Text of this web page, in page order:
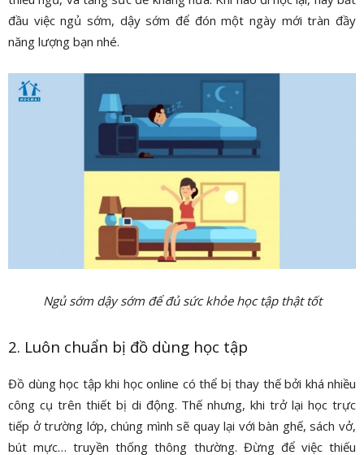
đầu việc ngủ sớm, dậy sớm để đón một ngày mới tràn đầy
năng lượng bạn nhé.
Ngủ sớm dậy sớm để đủ sức khỏe học tập thật tốt
2. Luôn chuẩn bị đồ dùng học tập
Đồ dùng học tập khi học online có thể bị thay thế bởi khá nhiều
công cụ trên thiết bị di động. Thế nhưng, khi trở lại học trực
tiếp ở trường lớp, chúng mình sẽ quay lại với bàn ghế, sách vở,
bút mực… truyền thống thông thường. Đừng để việc thiếu